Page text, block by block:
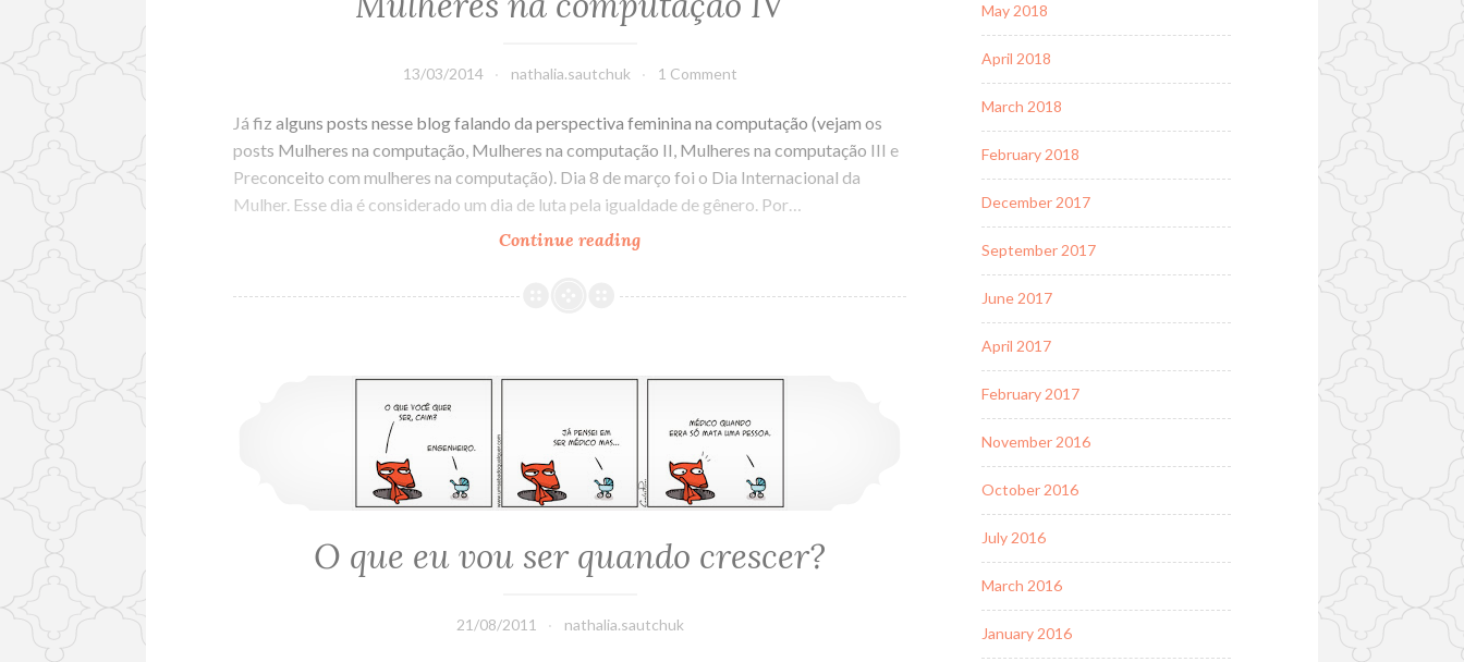
13/03/2014 nathalia.sautchuk 1 Comment
Já fiz alguns posts nesse blog falando da perspectiva feminina na computação (vejam os
posts Mulheres na computação, Mulheres na computação II, Mulheres na computação III e
Preconceito com mulheres na computação). Dia 8 de março foi o Dia Internacional da
Mulher. Esse dia é considerado um dia de luta pela igualdade de gênero. Por…
Continue reading
computação
O que eu vou ser quando crescer?
O que eu vou ser quando crescer?
21/08/2011 nathalia.sautchuk
May 2018
April 2018
March 2018
February 2018
December 2017
September 2017
June 2017
April 2017
February 2017
November 2016
October 2016
July 2016
March 2016
January 2016